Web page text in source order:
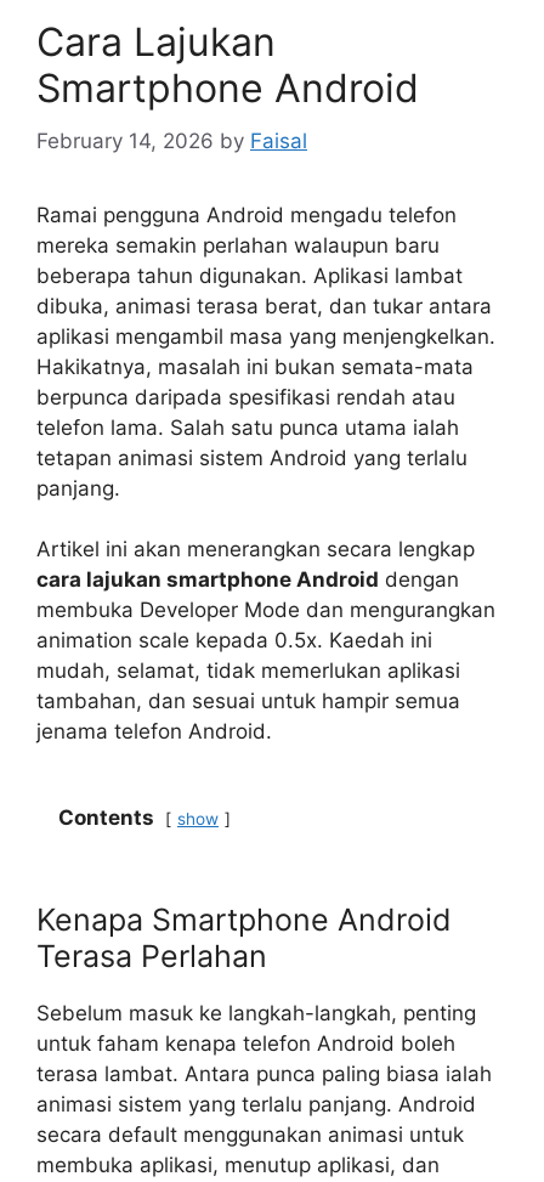
Cara Lajukan
Smartphone Android
February 14, 2026 by Faisal
Ramai pengguna Android mengadu telefon
mereka semakin perlahan walaupun baru
beberapa tahun digunakan. Aplikasi lambat
dibuka, animasi terasa berat, dan tukar antara
aplikasi mengambil masa yang menjengkelkan.
Hakikatnya, masalah ini bukan semata-mata
berpunca daripada spesifikasi rendah atau
telefon lama. Salah satu punca utama ialah
tetapan animasi sistem Android yang terlalu
panjang.
Artikel ini akan menerangkan secara lengkap
cara lajukan smartphone Android dengan
membuka Developer Mode dan mengurangkan
animation scale kepada 0.5x. Kaedah ini
mudah, selamat, tidak memerlukan aplikasi
tambahan, dan sesuai untuk hampir semua
jenama telefon Android.
Contents show
Kenapa Smartphone Android
Terasa Perlahan
Sebelum masuk ke langkah-langkah, penting
untuk faham kenapa telefon Android boleh
terasa lambat. Antara punca paling biasa ialah
animasi sistem yang terlalu panjang. Android
secara default menggunakan animasi untuk
membuka aplikasi, menutup aplikasi, dan